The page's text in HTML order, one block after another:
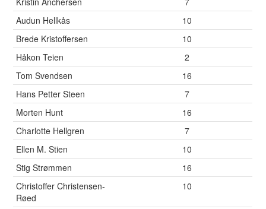
Audun Hellkås
10
Brede Kristoffersen
10
Håkon Teien
2
Tom Svendsen
16
Hans Petter Steen
7
Morten Hunt
16
Charlotte Hellgren
7
Ellen M. Stien
10
Stig Strømmen
16
Christoffer Christensen-
Røed
10